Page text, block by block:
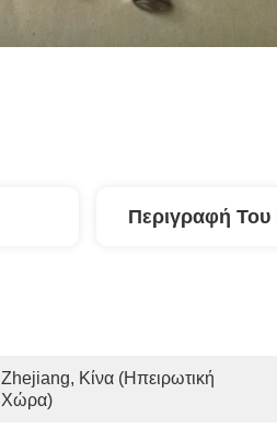
Περιγραφή Του
Zhejiang, Κίνα (ηπειρωτική
Χώρα)